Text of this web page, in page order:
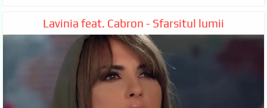
Lavinia feat. Cabron - Sfarsitul lumii